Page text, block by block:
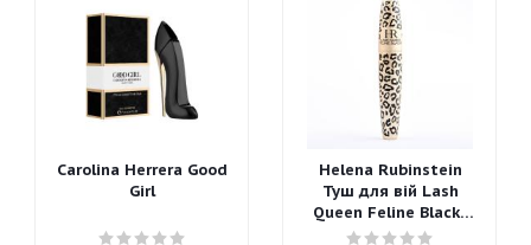
Carolina Herrera Good
Girl
Helena Rubinstein
Туш для вій Lash
Queen Feline Blacks
Mascara